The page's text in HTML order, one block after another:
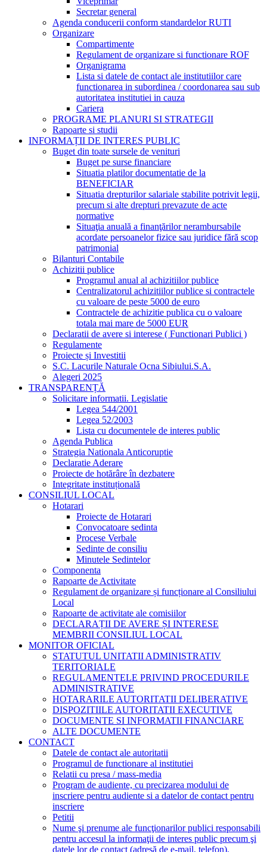
Secretar general
Agenda conducerii conform standardelor RUTI
Organizare
Compartimente
Regulament de organizare si functionare ROF
Organigrama
Lista si datele de contact ale institutiilor care
functionarea in subordinea / coordonarea sau sub
autoritatea institutiei in cauza
Cariera
PROGRAME PLANURI SI STRATEGII
Rapoarte si studii
INFORMAȚII DE INTERES PUBLIC
Buget din toate sursele de venituri
Buget pe surse financiare
Situatia platilor documentatie de la
BENEFICIAR
Situatia drepturilor salariale stabilite potrivit legii,
precum si alte drepturi prevazute de acte
normative
Situaţia anuală a finanţărilor nerambursabile
acordate persoanelor fizice sau juridice fără scop
patrimonial
Bilanturi Contabile
Achizitii publice
Programul anual al achizitiilor publice
Centralizatorul achizitiilor publice si contractele
cu valoare de peste 5000 de euro
Contractele de achizitie publica cu o valoare
totala mai mare de 5000 EUR
Declaratii de avere si interese ( Functionari Publici )
Regulamente
Proiecte și Investitii
S.C. Lacurile Naturale Ocna Sibiului.S.A.
Alegeri 2025
TRANSPARENȚĂ
Solicitare informatii. Legislatie
Legea 544/2001
Legea 52/2003
Lista cu documentele de interes public
Agenda Publica
Strategia Nationala Anticoruptie
Declaratie Aderare
Proiecte de hotărâre în dezbatere
Integritate instituțională
CONSILIUL LOCAL
Hotarari
Proiecte de Hotarari
Convocatoare sedinta
Procese Verbale
Sedinte de consiliu
Minutele Sedintelor
Componenta
Rapoarte de Activitate
Regulament de organizare și funcționare al Consiliului
Local
Rapoarte de activitate ale comisiilor
DECLARAȚII DE AVERE ȘI INTERESE
MEMBRII CONSILIUL LOCAL
MONITOR OFICIAL
STATUTUL UNITATII ADMINISTRATIV
TERITORIALE
REGULAMENTELE PRIVIND PROCEDURILE
ADMINISTRATIVE
HOTARARILE AUTORITATII DELIBERATIVE
DISPOZITIILE AUTORITATII EXECUTIVE
DOCUMENTE SI INFORMATII FINANCIARE
ALTE DOCUMENTE
CONTACT
Datele de contact ale autoritatii
Programul de functionare al institutiei
Relatii cu presa / mass-media
Program de audiente, cu precizarea modului de
inscriere pentru audiente si a datelor de contact pentru
inscriere
Petitii
Nume şi prenume ale funcţionarilor publici responsabili
pentru accesul la informaţii de interes public precum şi
datele lor de contact (adresă de e-mail, telefon).